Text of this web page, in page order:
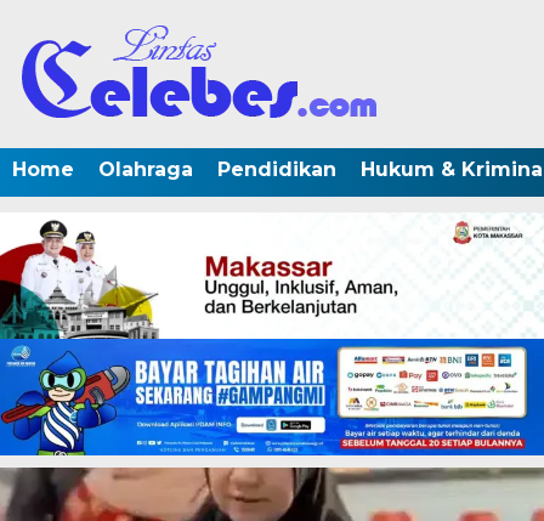
Home Olahraga Pendidikan Hukum &